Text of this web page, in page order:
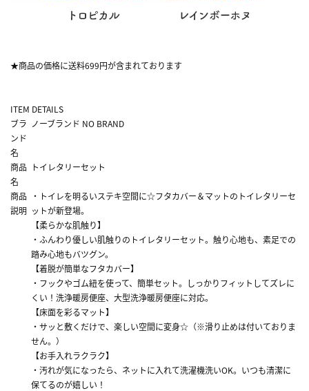
★商品の価格に送料699円が含まれております
ITEM DETAILS
ブラ
ンド
名
ノーブランド NO BRAND
商品
名
トイレタリーセット
商品
説明
・トイレを明るいステキ空間に☆フタカバー＆マットのトイレタリーセ
ットが新登場。
【柔らかな肌触り】
・ふんわり優しい肌触りのトイレタリーセット。触り心地も、素足での
踏み心地もバツグン。
【着脱が簡単なフタカバー】
・フックやゴム紐を使って、簡単セット。しっかりフィットしてズレに
くい！洗浄暖房便座、大型洗浄暖房便座に対応。
【床面を彩るマット】
・サッと敷くだけで、楽しい空間に変身☆（※滑り止めは付いておりま
せん。）
【お手入れラクラク】
・汚れが気になったら、ネットに入れて洗濯機洗いOK。いつも清潔に
保てるのが嬉しい！